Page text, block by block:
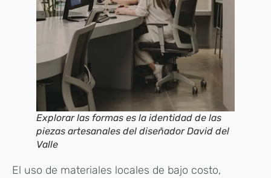
Explorar las formas es la identidad de las
piezas artesanales del diseñador David del
Valle
El uso de materiales locales de bajo costo,